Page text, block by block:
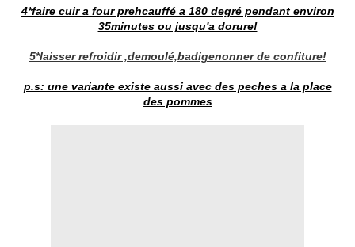
4*faire cuir a four prehcauffé a 180 degré pendant environ
35minutes ou jusqu'a dorure!
5*laisser refroidir ,demoulé,badigenonner de confiture!
p.s: une variante existe aussi avec des peches a la place
des pommes